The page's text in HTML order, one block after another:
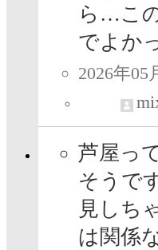
ら…こ
でよか
2026年05
芦屋っ
そうで
見しち
は関係